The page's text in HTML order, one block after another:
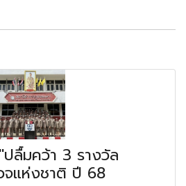
ปลื้มคว้า 3 รางวัล
จแห่งชาติ ปี 68